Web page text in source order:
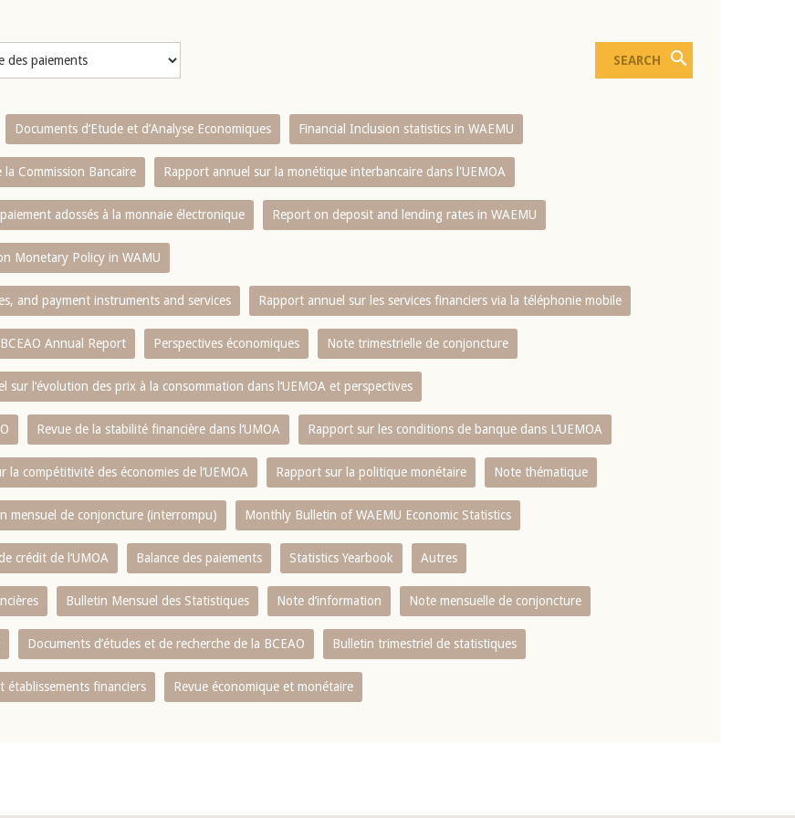
Documents d’Etude et d’Analyse Economiques Financial Inclusion statistics in WAEMU
Commission Bancaire Rapport annuel sur la monétique interbancaire dans l'UEMOA
adossés à la monnaie électronique Report on deposit and lending rates in WAEMU
Monetary Policy in WAMU
and payment instruments and services Rapport annuel sur les services financiers via la téléphonie mobile
BCEAO Annual Report Perspectives économiques Note trimestrielle de conjoncture
sur l‘évolution des prix à la consommation dans l‘UEMOA et perspectives
Revue de la stabilité financière dans l‘UMOA Rapport sur les conditions de banque dans L‘UEMOA
la compétitivité des économies de l‘UEMOA Rapport sur la politique monétaire Note thématique
mensuel de conjoncture (interrompu) Monthly Bulletin of WAEMU Economic Statistics
crédit de l‘UMOA Balance des paiements Statistics Yearbook Autres
Bulletin Mensuel des Statistiques Note d’information Note mensuelle de conjoncture
Documents d’études et de recherche de la BCEAO Bulletin trimestriel de statistiques
établissements financiers Revue économique et monétaire